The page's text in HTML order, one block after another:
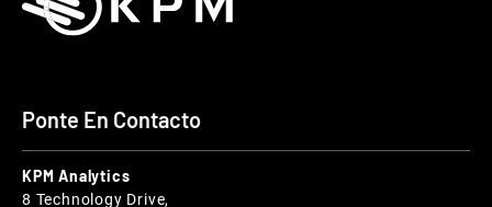
Ponte En Contacto
KPM Analytics
8 Technology Drive,